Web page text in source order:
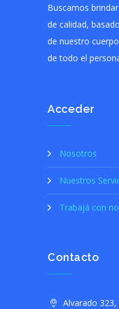
Buscamos
de calidad,
de nuestro
de todo el
Acceder
Nosotros
Nuestros
Trabajá con
Contacto
Alvarado